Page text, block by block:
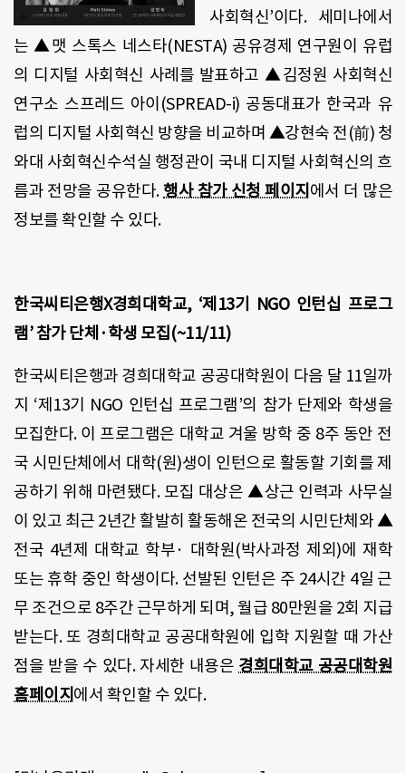
사회혁신’이다. 세미나에서
는 ▲맷 스톡스 네스타(NESTA) 공유경제 연구원이 유럽
의 디지털 사회혁신 사례를 발표하고 ▲김정원 사회혁신
연구소 스프레드 아이(SPREAD-i) 공동대표가 한국과 유
럽의 디지털 사회혁신 방향을 비교하며 ▲강현숙 전(前) 청
와대 사회혁신수석실 행정관이 국내 디지털 사회혁신의 흐
름과 전망을 공유한다.행사 참가 신청 페이지 에서 더 많은
정보를 확인할 수 있다.
한국씨티은행X경희대학교, ‘제13기 NGO 인턴십 프로그
램’ 참가 단체·학생 모집(~11/11)
한국씨티은행과 경희대학교 공공대학원이 다음 달 11일까
지 ‘제13기 NGO 인턴십 프로그램’의 참가 단제와 학생을
모집한다. 이 프로그램은 대학교 겨울 방학 중 8주 동안 전
국 시민단체에서 대학(원)생이 인턴으로 활동할 기회를 제
공하기 위해 마련됐다. 모집 대상은 ▲상근 인력과 사무실
이 있고 최근 2년간 활발히 활동해온 전국의 시민단체와 ▲
전국 4년제 대학교 학부· 대학원(박사과정 제외)에 재학
또는 휴학 중인 학생이다. 선발된 인턴은 주 24시간 4일 근
무 조건으로 8주간 근무하게 되며, 월급 80만원을 2회 지급
받는다. 또 경희대학교 공공대학원에 입학 지원할 때 가산
점을 받을 수 있다. 자세한 내용은 경희대학교 공공대학원
홈페이지에서 확인할 수 있다.